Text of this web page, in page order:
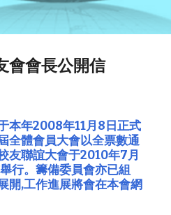
會會長公開信
本年2008年11月8日正式
全體會員大會以全票數通
友聯誼大會于2010年7月
行。籌備委員會亦已組
開,工作進展將會在本會網